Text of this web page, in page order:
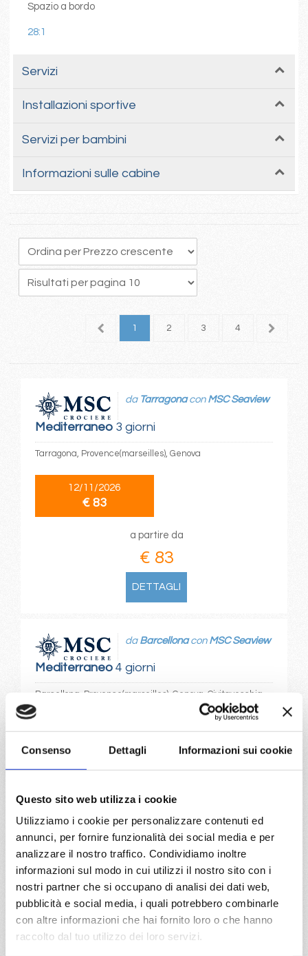
Consenso Dettagli Informazioni sui cookie
Questo sito web utilizza i cookie
Utilizziamo i cookie per personalizzare contenuti ed
annunci, per fornire funzionalità dei social media e per
analizzare il nostro traffico. Condividiamo inoltre
informazioni sul modo in cui utilizzi il nostro sito con i
nostri partner che si occupano di analisi dei dati web,
pubblicità e social media, i quali potrebbero combinarle
con altre informazioni che hai fornito loro o che hanno
raccolto dal tuo utilizzo dei loro servizi.
Spazio a bordo
28:1
Servizi
Installazioni sportive
Servizi per bambini
Informazioni sulle cabine
1 2 3 4 5
Mediterraneo3 giorni
da Tarragonacon MSC Seaview
Tarragona, Provence(marseilles), Genova
12/11/2026
€ 83
a partire da
€ 83
DETTAGLI
Mediterraneo4 giorni
da Barcellonacon MSC Seaview
Barcellona, Provence(marseilles), Genova, Civitavecchia
€ 155
€ 155
DETTAGLI
Transoceaniche5 giorni
Genova conMSC Seaview
Genova, Civitavecchia, Ajaccio, Marsiglia, Barcellona